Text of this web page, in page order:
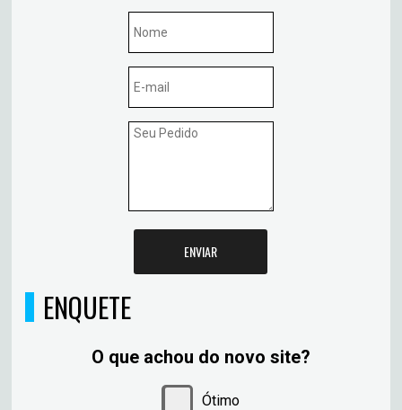
ENVIAR
ENQUETE
O que achou do novo site?
Ótimo